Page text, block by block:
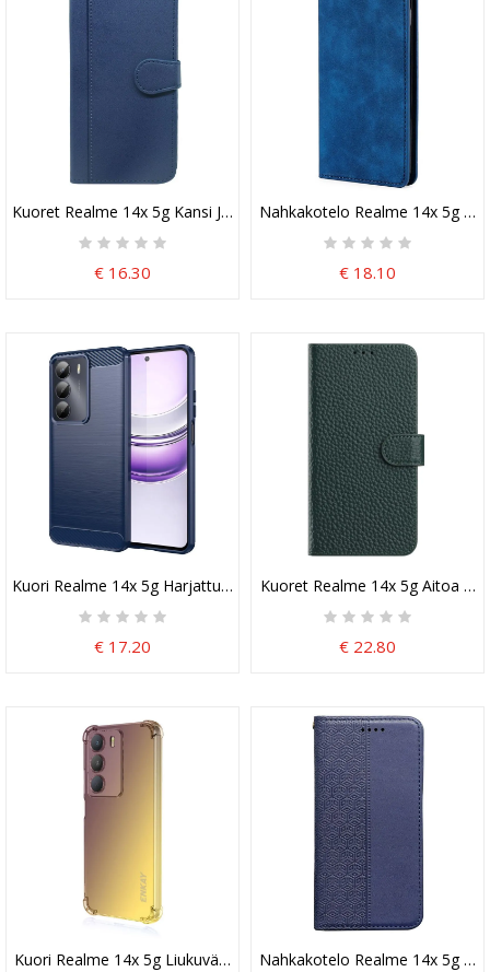
Kuoret Realme 14x 5g Kansi Ja Hihna
€ 16.30
Nahkakotelo Realme 14x 5g
€ 18.10
Kuori Realme 14x 5g Harjattu Hiilikuitu
€ 17.20
Kuoret Realme 14x 5g Aitoa
€ 22.80
Kuori Realme 14x 5g Liukuvärjätty EnkayNahkakotelo Realme 14x 5g